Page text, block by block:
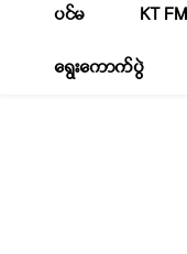
ပင်မ KT FM
ရွေးကောက်ပွဲ